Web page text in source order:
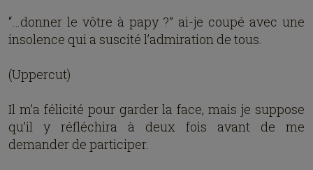
“…donner le vôtre à papy ?” ai-je coupé avec une
insolence qui a suscité l’admiration de tous.
(Uppercut)
Il m’a félicité pour garder la face, mais je suppose
qu’il y réfléchira à deux fois avant de me
demander de participer.